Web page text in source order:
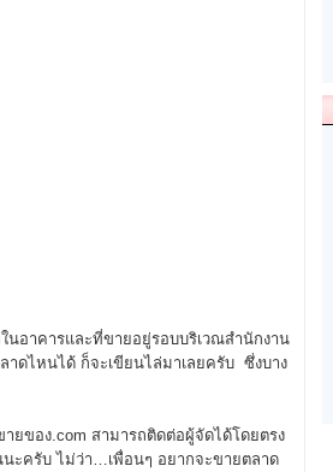
อาคารและที่ขายอยู่รอบบริเวณสำนักงาน
าดไหนได้ ก็จะเขียนไล่มาเลยครับ ซึ่งบาง
ยของ.com สามารถติดต่อผู้จัดได้โดยตรง
ะครับ ไม่ว่า…เพื่อนๆ อยากจะขายตลาด